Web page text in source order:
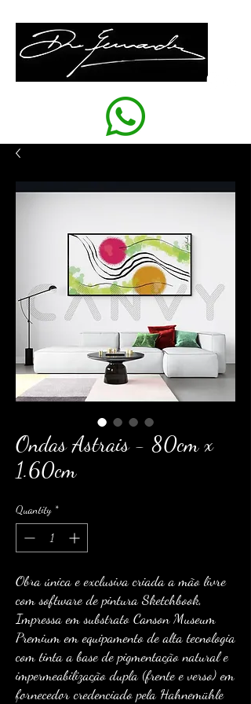
Ondas Astrais - 80cm x
1.60cm
Quantity *
Obra única e exclusiva criada a mão livre
com software de pintura Sketchbook,
Impressa em substrato Canson Museum
Premium em equipamento de alta tecnologia
com tinta a base de pigmentação natural e
impermeabilização dupla (frente e verso) em
fornecedor credenciado pela Hahnemühle